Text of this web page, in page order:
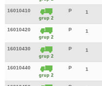
16010410
grup 2
P 1
16010420
grup 2
P 1
16010430
grup 2
P 1
16010440
grup 2
P 1